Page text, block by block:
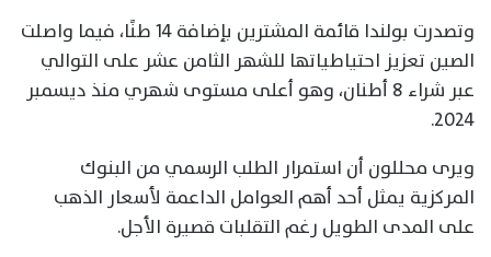
وتصدرت بولندا قائمة المشترين بإضافة 14 طنًا، فيما واصلت
الصين تعزيز احتياطياتها للشهر الثامن عشر على التوالي
عبر شراء 8 أطنان، وهو أعلى مستوى شهري منذ ديسمبر
2024.
ويرى محللون أن استمرار الطلب الرسمي من البنوك
المركزية يمثل أحد أهم العوامل الداعمة لأسعار الذهب
على المدى الطويل رغم التقلبات قصيرة الأجل.